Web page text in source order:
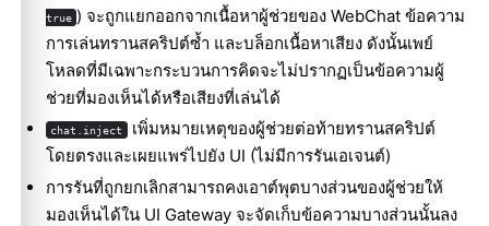
true ) จะถูกแยกออกจากเนื้อหาผู้ช่วยของ WebChat ข้อความ
การเล่นทรานสคริปต์ซ้ำ และบล็อกเนื้อหาเสียง ดังนั้นเพย์
โหลดที่มีเฉพาะกระบวนการคิดจะไม่ปรากฏเป็นข้อความผู้
ช่วยที่มองเห็นได้หรือเสียงที่เล่นได้
chat.inject
เพิ่มหมายเหตุของผู้ช่วยต่อท้ายทรานสคริปต์
โดยตรงและเผยแพร่ไปยัง UI (ไม่มีการรันเอเจนต์)
การรันที่ถูกยกเลิกสามารถคงเอาต์พุตบางส่วนของผู้ช่วยให้
มองเห็นได้ใน UI Gateway จะจัดเก็บข้อความบางส่วนนั้นลง